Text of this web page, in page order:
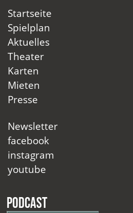
Startseite
Spielplan
Aktuelles
Theater
Karten
Mieten
Presse
Newsletter
facebook
instagram
youtube
Podcast